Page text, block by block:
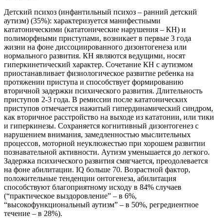
Детский психоз (инфантильный психоз – ранний детский
аутизм) (35%): характеризуется манифестными
кататоническими (кататонические нарушения – КН) и
полиморфными приступами, возникает в первые 3 года
жизни на фоне диссоциированного дизонтогенеза или
нормального развития. КН являются ведущими, носят
гиперкинетический характер. Сочетание КН с аутизмом
приостанавливает физиологическое развитие ребенка на
протяжении приступа и способствует формированию
вторичной задержки психического развития. Длительность
приступов 2-3 года. В ремиссии после кататонических
приступов отмечается нажитый гипердинамический синдром,
как вторичное расстройство на выходе из кататонии, или тики
и гиперкинезы. Сохраняется когнитивный дизонтогенез с
нарушением внимания, замедленностью мыслительных
процессов, моторной неуклюжестью при хорошем развитии
познавательной активности. Аутизм уменьшается до легкого.
Задержка психического развития смягчается, преодолевается
на фоне абилитации. IQ больше 70. Возрастной фактор,
положительные тенденции онтогенеза, абилитация
способствуют благоприятному исходу в 84% случаев
(“практическое выздоровление” – в 6%,
“высокофункциональный аутизм” – в 50%, регредиентное
течение – в 28%).